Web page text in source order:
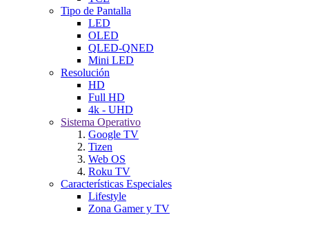
Tipo de Pantalla
LED
OLED
QLED-QNED
Mini LED
Resolución
HD
Full HD
4k - UHD
Sistema Operativo
Google TV
Tizen
Web OS
Roku TV
Características Especiales
Lifestyle
Zona Gamer y TV